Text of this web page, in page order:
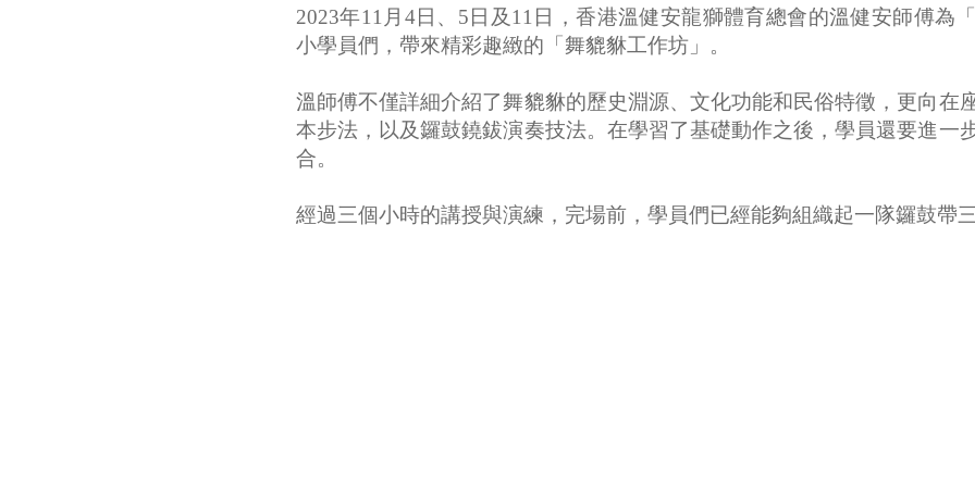
2023年11月4日、5日及11日，香港溫健安龍獅體育總會的溫健安師傅為
小學員們，帶來精彩趣緻的「舞貔貅工作坊」。
溫師傅不僅詳細介紹了舞貔貅的歷史淵源、文化功能和民俗特徵，更向在
本步法，以及鑼鼓鐃鈸演奏技法。在學習了基礎動作之後，學員還要進一
合。
經過三個小時的講授與演練，完場前，學員們已經能夠組織起一隊鑼鼓帶